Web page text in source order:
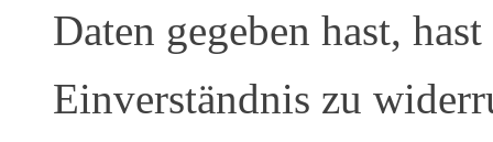
Daten gegeben hast,
Einverständnis zu